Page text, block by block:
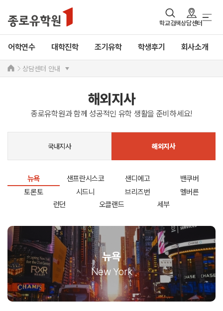
학교검색상담센터
어학연수 대학진학 조기유학 학생후기 회사소개
상담센터 안내
해외지사
종로유학원과 함께 성공적인 유학 생활을 준비하세요!
국내지사 해외지사
뉴욕 샌프란시스코 샌디에고
밴쿠버
토론토
시드니 브리즈번
멜버른
런던
오클랜드 세부
뉴욕
New York